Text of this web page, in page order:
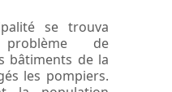
se trouva
de
bâtiments de la
les pompiers.